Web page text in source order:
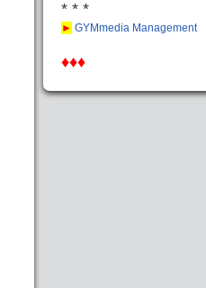
* * *
► GYMmedia Management
♦♦♦